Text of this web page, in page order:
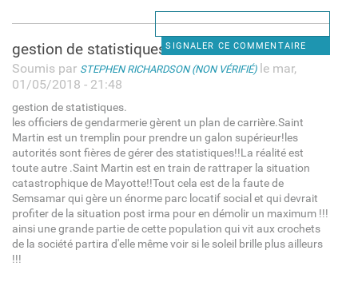
SIGNALER CE COMMENTAIRE
gestion de statistiques.
Soumis par STEPHEN RICHARDSON (NON VÉRIFIÉ)le mar,
01/05/2018 - 21:48
gestion de statistiques.
les officiers de gendarmerie gèrent un plan de carrière.Saint
Martin est un tremplin pour prendre un galon supérieur!les
autorités sont fières de gérer des statistiques!!La réalité est
toute autre .Saint Martin est en train de rattraper la situation
catastrophique de Mayotte!!Tout cela est de la faute de
Semsamar qui gère un énorme parc locatif social et qui devrait
profiter de la situation post irma pour en démolir un maximum !!!
ainsi une grande partie de cette population qui vit aux crochets
de la société partira d'elle même voir si le soleil brille plus ailleurs
!!!